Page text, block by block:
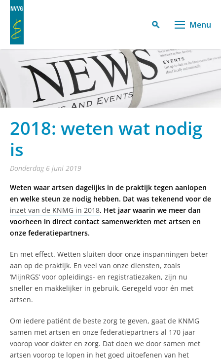
Menu
2018: weten wat nodig
is
donderdag 6 juni 2019
Weten waar artsen dagelijks in de praktijk tegen aanlopen
en welke steun ze nodig hebben. Dat was tekenend voor de
inzet van de KNMG in 2018. Het jaar waarin we meer dan
voorheen in direct contact samenwerkten met artsen en
onze federatiepartners.
En met effect. Wetten sluiten door onze inspanningen beter
aan op de praktijk. En veel van onze diensten, zoals
‘MijnRGS’ voor opleidings- en registratiezaken, zijn nu
sneller en makkelijker in gebruik. Geregeld voor én met
artsen.
Om iedere patiënt de beste zorg te geven, gaat de KNMG
samen met artsen en onze federatiepartners al 170 jaar
voorop voor dokter en zorg. Dat doen we door samen met
artsen voorop te lopen in het goed uitoefenen van het